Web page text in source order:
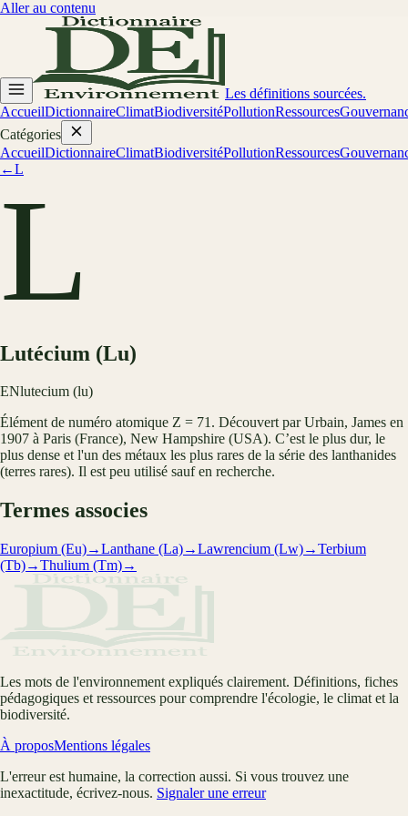
Aller au contenu
Les définitions sourcées.
AccueilDictionnaireClimatBiodiversitéPollutionRessources
Catégories
AccueilDictionnaireClimatBiodiversitéPollutionRessources
←L
L
Lutécium (Lu)
ENlutecium (lu)
Élément de numéro atomique Z = 71. Découvert par Urbain, James en
1907 à Paris (France), New Hampshire (USA). C’est le plus dur, le
plus dense et l'un des métaux les plus rares de la série des lanthanides
(terres rares). Il est peu utilisé sauf en recherche.
Termes associes
Europium (Eu)→Lanthane (La)→Lawrencium (Lw)→Terbium
(Tb)→Thulium (Tm)→
Les mots de l'environnement expliqués clairement. Définitions, fiches
pédagogiques et ressources pour comprendre l'écologie, le climat et la
biodiversité.
À proposMentions légales
L'erreur est humaine, la correction aussi. Si vous trouvez une
inexactitude, écrivez-nous. Signaler une erreur